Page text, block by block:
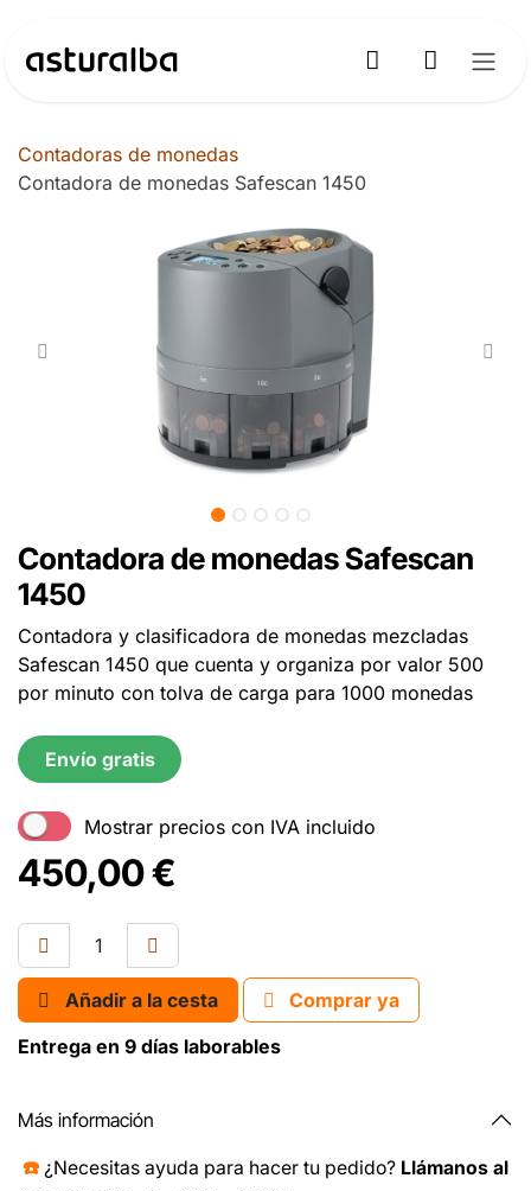
Contadoras de monedas
Contadora de monedas Safescan 1450
Contadora de monedas Safescan
1450
Contadora y clasificadora de monedas mezcladas
Safescan 1450 que cuenta y organiza por valor 500
por minuto con tolva de carga para 1000 monedas
Envío gratis
Mostrar precios con IVA incluido
450,00€
Añadir a la cesta
Comprar ya
Entrega en 9 días laborables
Más información
☎️ ¿Necesitas ayuda para hacer tu pedido? Llámanos al